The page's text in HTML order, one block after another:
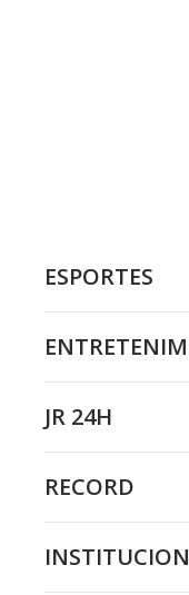
ESPORTES
JR 24H
RECORD